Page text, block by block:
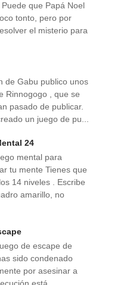
que Papá Noel
tonto, pero por
el misterio para
de Gabu publico unos
Rinnogogo , que se
pasado de publicar.
un juego de pu...
24
mental para
tu mente Tienes que
14 niveles . Escribe
amarillo, no
de escape de
sido condenado
por asesinar a
está